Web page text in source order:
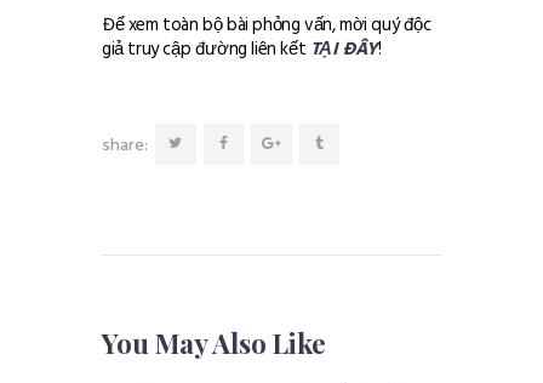
Để xem toàn bộ bài phỏng vấn, mời quý độc
giả truy cập đường liên kết TẠI ĐÂY!
share:
You May Also Like